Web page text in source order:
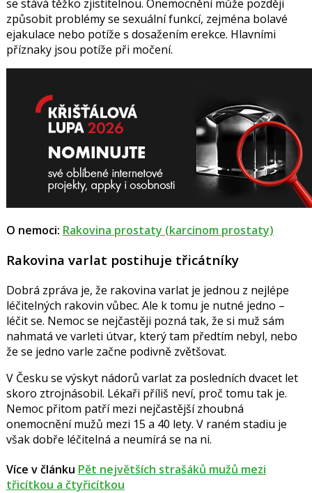
se stává těžko zjistitelnou. Onemocnění může později
způsobit problémy se sexuální funkcí, zejména bolavé
ejakulace nebo potíže s dosažením erekce. Hlavními
příznaky jsou potíže při močení.
O nemoci: Rakovina prostaty (karcinom prostaty)
Rakovina varlat postihuje třicátníky
Dobrá zpráva je, že rakovina varlat je jednou z nejlépe
léčitelných rakovin vůbec. Ale k tomu je nutné jedno –
léčit se. Nemoc se nejčastěji pozná tak, že si muž sám
nahmatá ve varleti útvar, který tam předtím nebyl, nebo
že se jedno varle začne podivně zvětšovat.
V Česku se výskyt nádorů varlat za posledních dvacet let
skoro ztrojnásobil. Lékaři příliš neví, proč tomu tak je.
Nemoc přitom patří mezi nejčastější zhoubná
onemocnění mužů mezi 15 a 40 lety. V raném stadiu je
však dobře léčitelná a neumírá se na ni.
Více v článku Pět největších strašáků mužů mezi
třicítkou a čtyřicítkou